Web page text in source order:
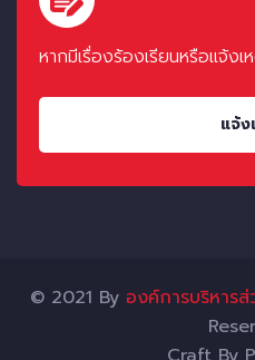
หากมีเรื่องร้องเรียนหรือแจ้ง
แจ้ง
© 2021 By องค์การบริหาร